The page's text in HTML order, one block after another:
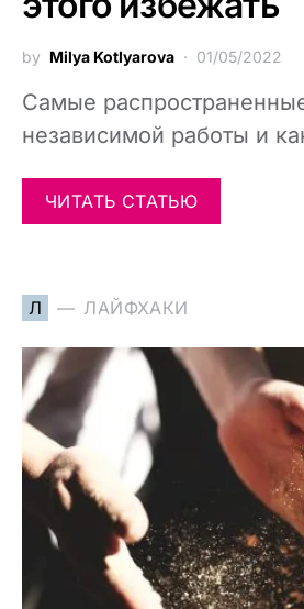
by Milya Kotlyarova 01/05/2022
Самые
независимой работы и
ЧИТАТЬ СТАТЬЮ
Л ЛАЙФХАКИ